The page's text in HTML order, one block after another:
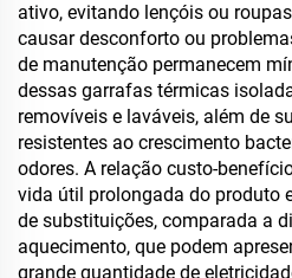
ativo, evitando lençóis ou
causar desconforto ou
de manutenção permanecem
dessas garrafas térmicas
removíveis e laváveis, além de
resistentes ao crescimento
odores. A relação custo-
vida útil prolongada do produto
de substituições, comparada a
aquecimento, que podem
grande quantidade de